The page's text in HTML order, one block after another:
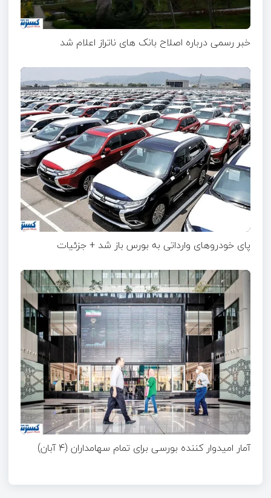
خبر رسمی درباره اصلاح بانک های ناتراز اعلام شد
پای خودروهای وارداتی به بورس باز شد + جزئیات
آمار امیدوار کننده بورسی برای تمام سهامداران (۴ آبان)